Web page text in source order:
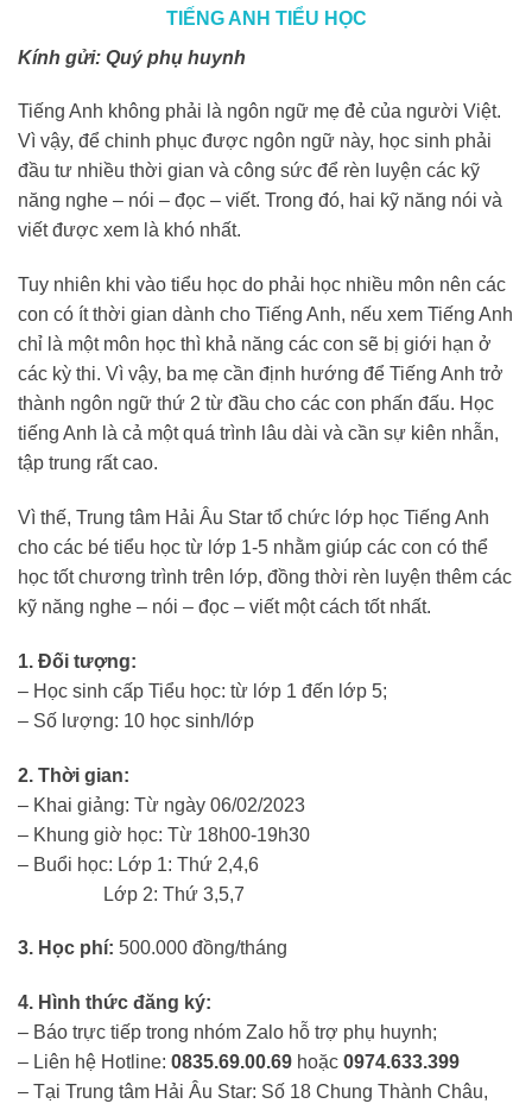
TIẾNG ANH TIỂU HỌC
Kính gửi: Quý phụ huynh
Tiếng Anh không phải là ngôn ngữ mẹ đẻ của người Việt.
Vì vậy, để chinh phục được ngôn ngữ này, học sinh phải
đầu tư nhiều thời gian và công sức để rèn luyện các kỹ
năng nghe – nói – đọc – viết. Trong đó, hai kỹ năng nói và
viết được xem là khó nhất.
Tuy nhiên khi vào tiểu học do phải học nhiều môn nên các
con có ít thời gian dành cho Tiếng Anh, nếu xem Tiếng Anh
chỉ là một môn học thì khả năng các con sẽ bị giới hạn ở
các kỳ thi. Vì vậy, ba mẹ cần định hướng để Tiếng Anh trở
thành ngôn ngữ thứ 2 từ đầu cho các con phấn đấu. Học
tiếng Anh là cả một quá trình lâu dài và cần sự kiên nhẫn,
tập trung rất cao.
Vì thế, Trung tâm Hải Âu Star tổ chức lớp học Tiếng Anh
cho các bé tiểu học từ lớp 1-5 nhằm giúp các con có thể
học tốt chương trình trên lớp, đồng thời rèn luyện thêm các
kỹ năng nghe – nói – đọc – viết một cách tốt nhất.
1. Đối tượng:
– Học sinh cấp Tiểu học: từ lớp 1 đến lớp 5;
– Số lượng: 10 học sinh/lớp
2. Thời gian:
– Khai giảng: Từ ngày 06/02/2023
– Khung giờ học: Từ 18h00-19h30
– Buổi học: Lớp 1: Thứ 2,4,6
Lớp 2: Thứ 3,5,7
3. Học phí: 500.000 đồng/tháng
4. Hình thức đăng ký:
– Báo trực tiếp trong nhóm Zalo hỗ trợ phụ huynh;
– Liên hệ Hotline: 0835.69.00.69 hoặc 0974.633.399
– Tại Trung tâm Hải Âu Star: Số 18 Chung Thành Châu,